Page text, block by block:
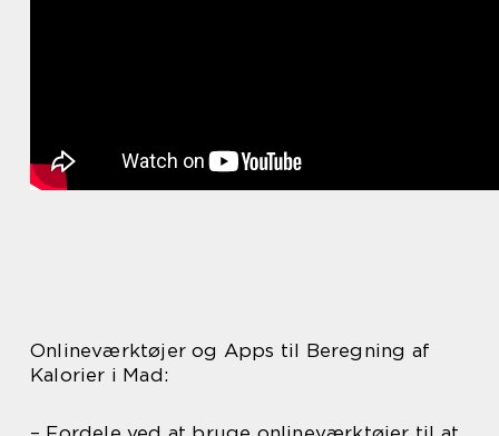
Onlineværktøjer og Apps til Beregning af
Kalorier i Mad: